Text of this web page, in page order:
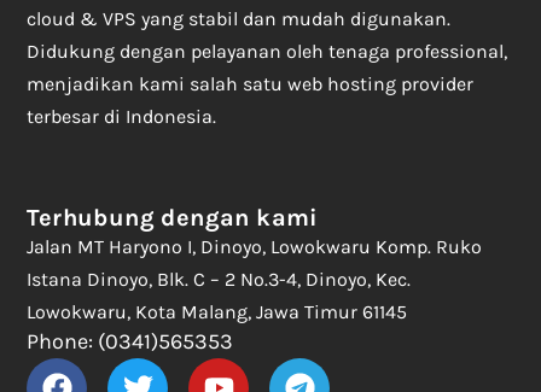
cloud & VPS yang stabil dan mudah digunakan.
Didukung dengan pelayanan oleh tenaga professional,
menjadikan kami salah satu web hosting provider
terbesar di Indonesia.
Terhubung dengan kami
Jalan MT Haryono I, Dinoyo, Lowokwaru Komp. Ruko
Istana Dinoyo, Blk. C – 2 No.3-4, Dinoyo, Kec.
Lowokwaru, Kota Malang, Jawa Timur 61145
Phone: (0341)565353